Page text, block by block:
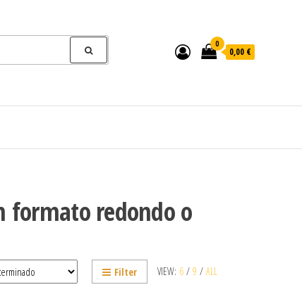
0
0,00 €
formato redondo o
VIEW: 6 / 9 / ALL
Filter